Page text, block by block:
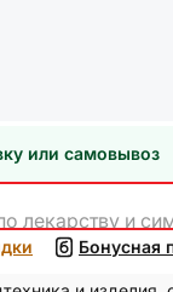
или самовывоз
лекарству и
Бонусная